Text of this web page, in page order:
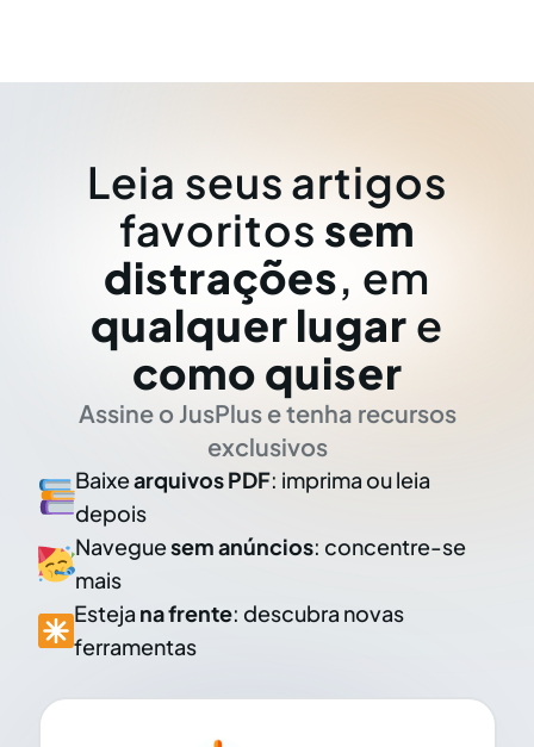
Leia seus artigos
favoritos sem
distrações, em
qualquer lugar e
como quiser
Assine o JusPlus e tenha recursos
exclusivos
Baixearquivos PDF: imprima ou leia
depois
Naveguesem anúncios: concentre-se
mais
Esteja na frente: descubra novas
ferramentas